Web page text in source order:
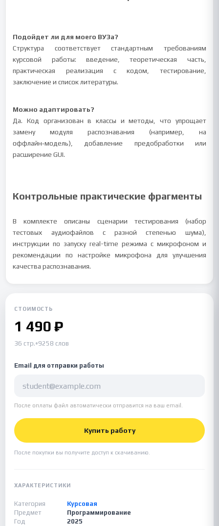
Подойдет ли для моего ВУЗа?
Структура соответствует стандартным требованиям
курсовой работы: введение, теоретическая часть,
практическая реализация с кодом, тестирование,
заключение и список литературы.
Можно адаптировать?
Да. Код организован в классы и методы, что упрощает
замену модуля распознавания (например, на
оффлайн‑модель), добавление предобработки или
расширение GUI.
Контрольные практические фрагменты
В комплекте описаны сценарии тестирования (набор
тестовых аудиофайлов с разной степенью шума),
инструкции по запуску real-time режима с микрофоном и
рекомендации по настройке микрофона для улучшения
качества распознавания.
СТОИМОСТЬ
1 490 ₽
36 стр.•9258 слов
Email для отправки работы
После оплаты файл автоматически отправится на ваш email.
Купить работу
После покупки вы получите доступ к скачиванию.
ХАРАКТЕРИСТИКИ
Категория
Курсовая
Предмет
Программирование
Год
2025